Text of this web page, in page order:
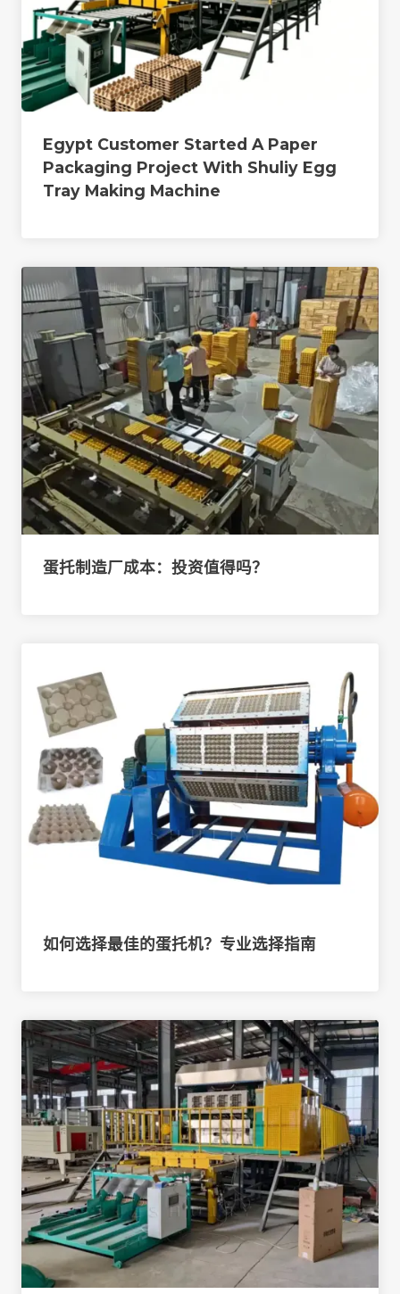
Egypt Customer Started A Paper
Packaging Project With Shuliy Egg
Tray Making Machine
蛋托制造厂成本：投资值得吗？
如何选择最佳的蛋托机？专业选择指南